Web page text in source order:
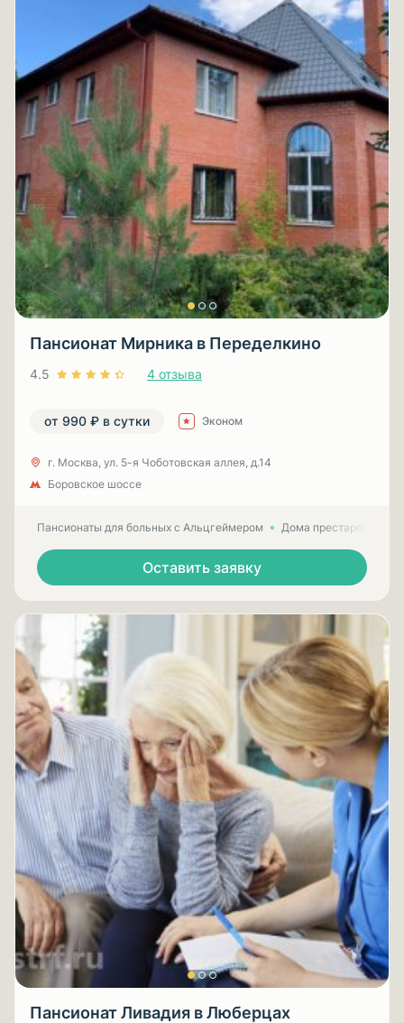
Пансионат Мирника в Переделкино
4.5 4 отзыва
от 990 ₽ в сутки Эконом
г. Москва, ул. 5-я Чоботовская аллея, д.14
Боровское шоссе
Пансионаты для больных с Альцгеймером Дома престарелых
Оставить заявку
Пансионат Ливадия в Люберцах